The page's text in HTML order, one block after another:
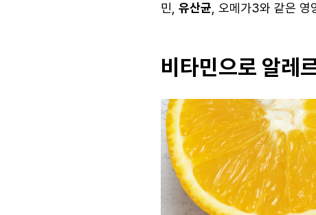
민, 유산균 , 오메가3와 같은
비타민으로 알레